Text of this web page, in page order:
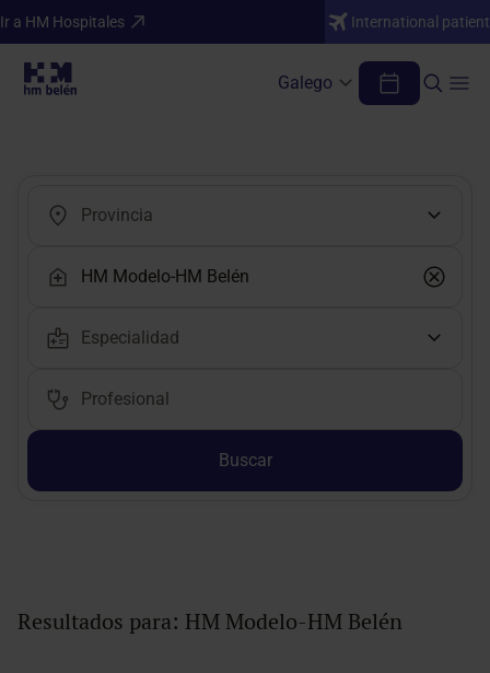
Ir a HM Hospitales International patient
Galego
Encuentra tu médico o profesional
Buscar
Resultados para: HM Modelo-HM Belén